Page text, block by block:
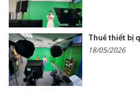
18/05/2026